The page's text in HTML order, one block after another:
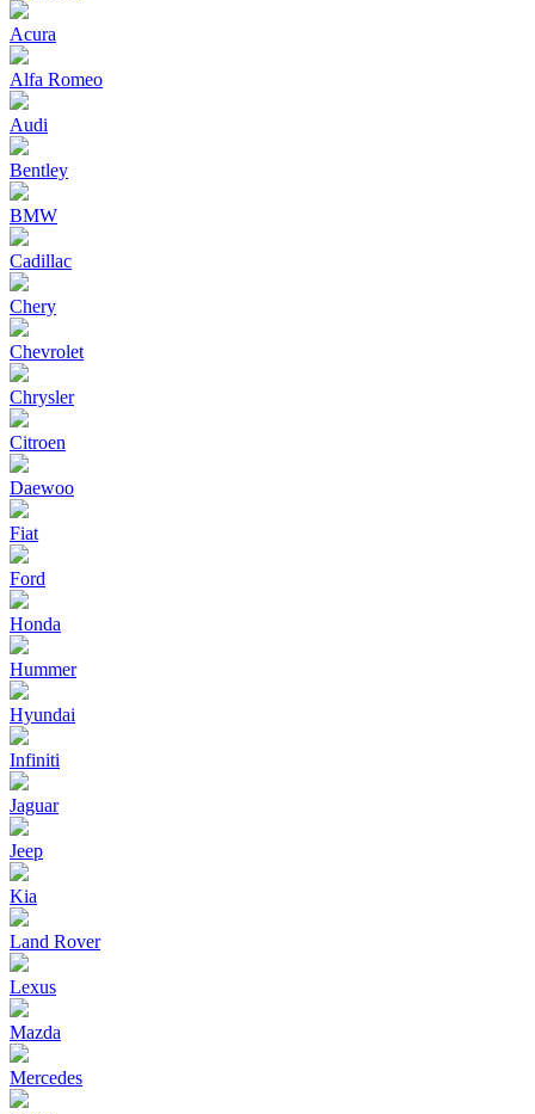
Acura
Alfa Romeo
Audi
Bentley
BMW
Cadillac
Chery
Chevrolet
Chrysler
Citroen
Daewoo
Fiat
Ford
Honda
Hummer
Hyundai
Infiniti
Jaguar
Jeep
Kia
Land Rover
Lexus
Mazda
Mercedes